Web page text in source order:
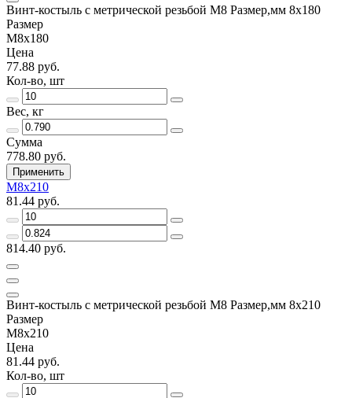
Винт-костыль с метрической резьбой М8 Размер,мм 8х180
Размер
М8х180
Цена
77.88 руб.
Кол-во, шт
Вес, кг
Сумма
778.80 руб.
Применить
М8х210
81.44 руб.
814.40 руб.
Винт-костыль с метрической резьбой М8 Размер,мм 8х210
Размер
М8х210
Цена
81.44 руб.
Кол-во, шт